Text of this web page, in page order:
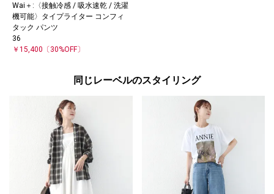
Wai＋:〈接触冷感 / 吸水速乾 / 洗濯
機可能〉タイプライター コンフィ
タック パンツ
36
￥15,400 〔30%OFF〕
同じレーベルのスタイリング